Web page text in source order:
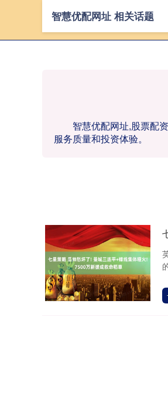
智慧优配网址,股票配
服务质量和投资体验。
智慧优配网址 相关话题